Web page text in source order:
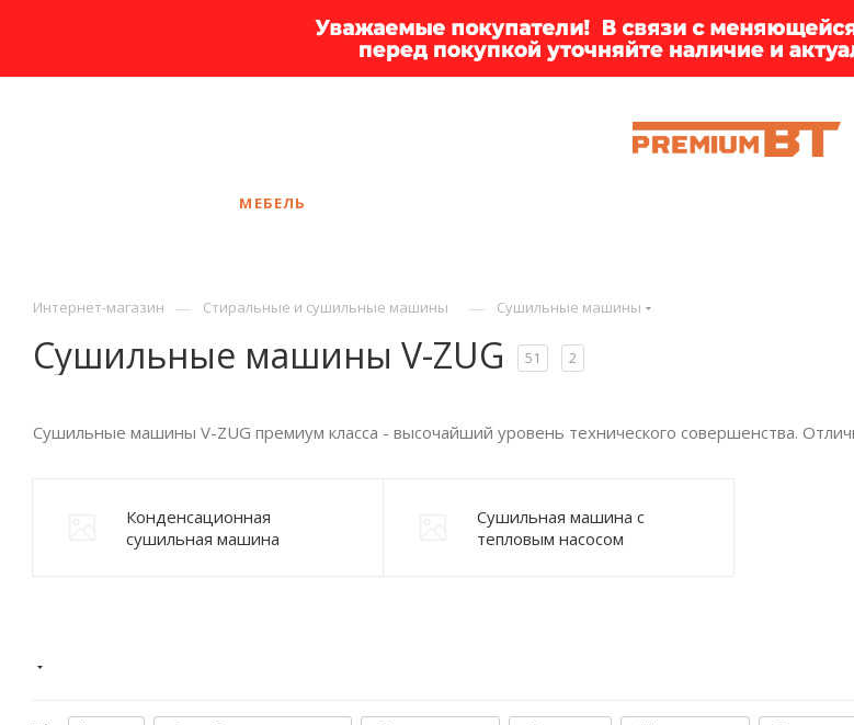
МЕБЕЛЬ
Интернет-магазин — Стиральные и сушильные машины — Сушильные машины
Сушильные машины V-ZUG 51 2
Конденсационная
сушильная машина
Сушильная машина с
тепловым насосом
Сушильные машины V-ZUG премиум класса - высочайший уровень технического совершенства.